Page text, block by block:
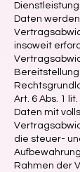
Daten
insoweit
Art. 6 Abs. 1
Daten mit
die steuer-
Rahmen der